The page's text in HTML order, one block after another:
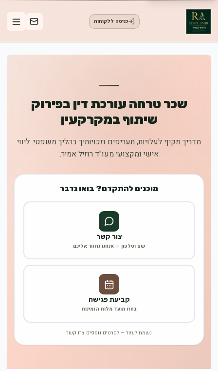
כניסה ללקוחות
שכר טרחה עורכת דין בפירוק
שיתוף במקרקעין
מדריך מקיף לעלויות, תעריפים וזכויותיך בהליך משפטי. ליווי
אישי ומקצועי מעו"ד רוזיל אמיר.
מוכנים להתקדם? בואו נדבר
צור קשר
שם וטלפון — אנחנו נחזור אליכם
קביעת פגישה
בחרו מועד מלוח הזמינות
נשמח לעזור — לפרטים נוספים צרו קשר